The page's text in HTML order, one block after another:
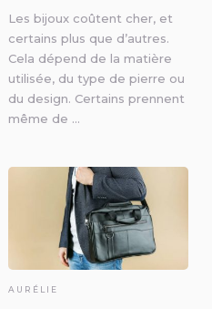
Les bijoux coûtent cher, et
certains plus que d’autres.
Cela dépend de la matière
utilisée, du type de pierre ou
du design. Certains prennent
même de …
AURÉLIE